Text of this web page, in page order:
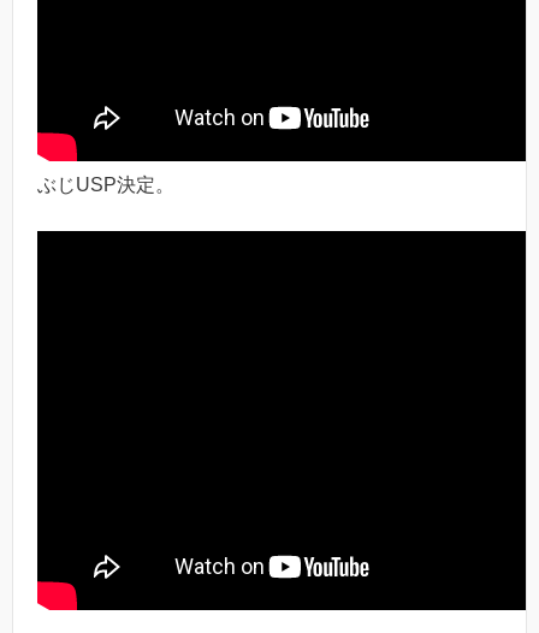
ぶじUSP決定。